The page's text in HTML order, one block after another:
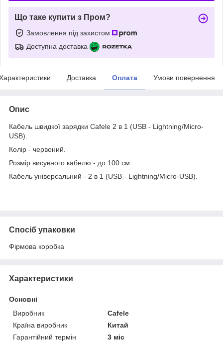
Що таке купити з Пром?
Замовлення під захистом
Доступна доставка
Доставка Оплата Умови повернення
Опис
Кабель швидкої зарядки Cafele 2 в 1 (USB - Lightning/Micro-
USB).
Колір - червоний.
Розмір висувного кабелю - до 100 см.
Кабель універсальний - 2 в 1 (USB - Lightning/Micro-USB).
Спосіб упаковки
Фірмова коробка
Характеристики
Основні
Виробник
Cafele
Країна виробник
Китай
Гарантійний термін
3 міс